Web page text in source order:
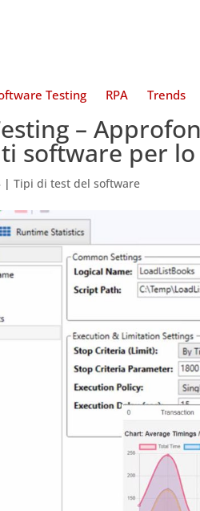
Testing RPA Trends
–
software per lo
|Tipi di test del software